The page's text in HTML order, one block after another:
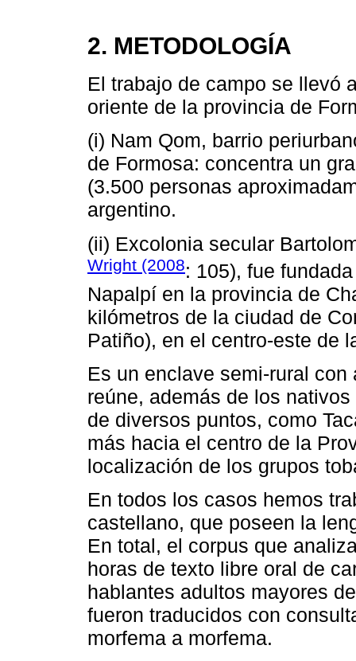
2. METODOLOGÍA
El trabajo de campo se llevó
oriente de la provincia de
(i) Nam Qom, barrio
de Formosa: concentra un
(3.500 personas
argentino.
(ii) Excolonia secular
Wright (2008: 105), fue
Napalpí en la provincia de
kilómetros de la ciudad de
Patiño), en el centro-este de
Es un enclave semi-rural
reúne, además de los
de diversos puntos, como
más hacia el centro de la
localización de los grupos
En todos los casos hemos
castellano, que poseen la
En total, el corpus que
horas de texto libre oral de
hablantes adultos mayores
fueron traducidos con
morfema a morfema.